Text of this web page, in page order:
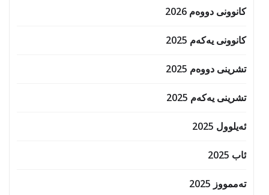
کانوونی دووەم 2026
کانوونی یەکەم 2025
تشرینی دووەم 2025
تشرینی یەکەم 2025
ئەیلوول 2025
ئاب 2025
تەممووز 2025